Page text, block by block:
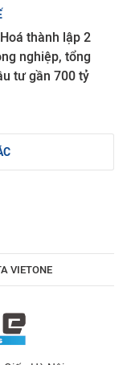
thành lập 2
nghiệp, tổng
tư gần 700 tỷ
VIETONE